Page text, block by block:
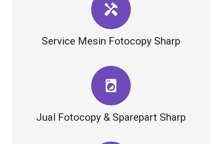
handyman
Service Mesin Fotocopy Sharp
local_laundry_service
Jual Fotocopy & Sparepart Sharp